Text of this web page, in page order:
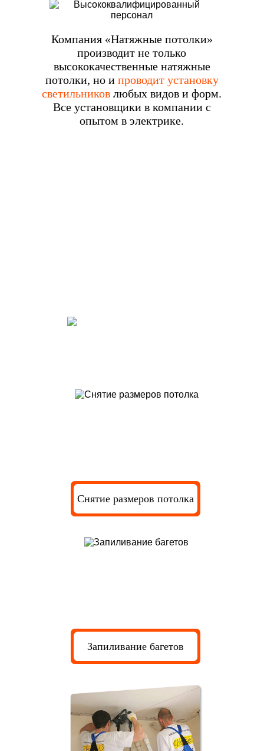
Компания «Натяжные потолки»
производит не только
высококачественные натяжные
потолки, но и проводит установку
светильниковлюбых видов и форм.
Все установщики в компании с
опытом в электрике.
Снятие размеров потолка
Запиливание багетов